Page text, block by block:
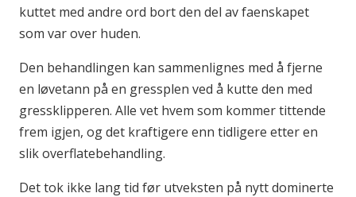
kuttet med andre ord bort den del av faenskapet
som var over huden.
Den behandlingen kan sammenlignes med å fjerne
en løvetann på en gressplen ved å kutte den med
gressklipperen. Alle vet hvem som kommer tittende
frem igjen, og det kraftigere enn tidligere etter en
slik overflatebehandling.
Det tok ikke lang tid før utveksten på nytt dominerte